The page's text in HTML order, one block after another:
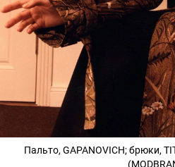
Пальто, GAPANOVICH; брюки,